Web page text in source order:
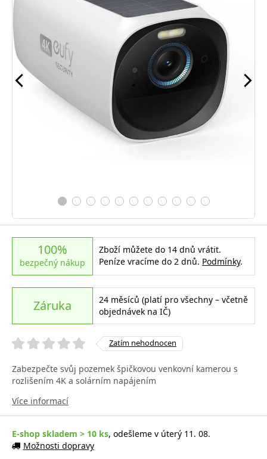
100%
bezpečný nákup
Zboží můžete do 14 dnů vrátit.
Peníze vracíme do 2 dnů. Podmínky.
Záruka
24 měsíců (platí pro všechny – včetně
objednávek na IČ)
Zatím nehodnocen
Zabezpečte svůj pozemek špičkovou venkovní kamerou s
rozlišením 4K a solárním napájením
Více informací
E-shop skladem > 10 ks, odešleme v úterý 11. 08.
Možnosti dopravy